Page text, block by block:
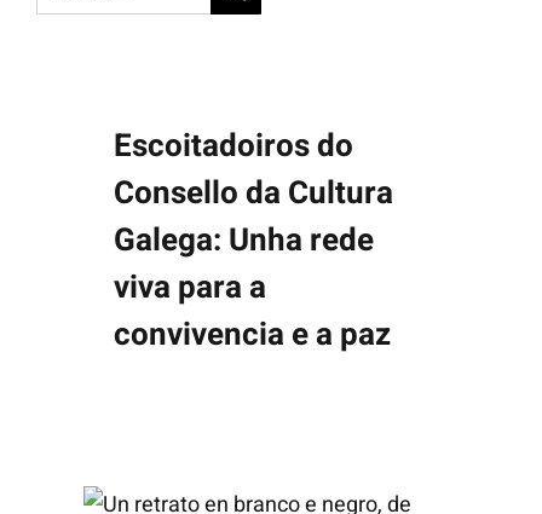
Axenda
Participa
Explora
for:
Escoitadoiros do
Consello da Cultura
Galega: Unha rede
viva para a
convivencia e a paz